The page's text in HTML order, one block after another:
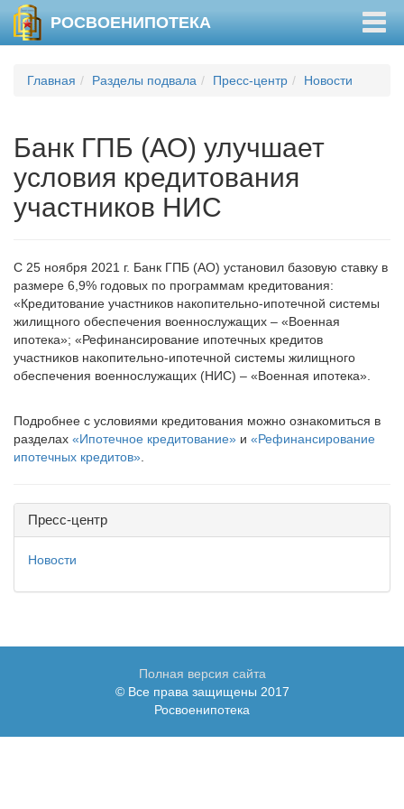
РОСВОЕНИПОТЕКА
Главная Разделы подвала Пресс-центр Новости
Банк ГПБ (АО) улучшает
условия кредитования
участников НИС
С 25 ноября 2021 г. Банк ГПБ (АО) установил базовую ставку в
размере 6,9% годовых по программам кредитования:
«Кредитование участников накопительно-ипотечной системы
жилищного обеспечения военнослужащих – «Военная
ипотека»; «Рефинансирование ипотечных кредитов
участников накопительно-ипотечной системы жилищного
обеспечения военнослужащих (НИС) – «Военная ипотека».
Подробнее с условиями кредитования можно ознакомиться в
разделах «Ипотечное кредитование» и «Рефинансирование
ипотечных кредитов»
Пресс-центр
Новости
Полная версия сайта
© Все права защищены 2017
Росвоенипотека